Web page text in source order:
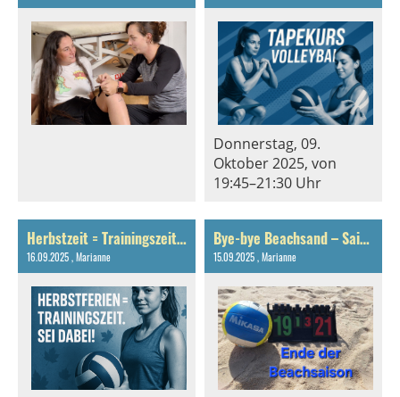
Donnerstag, 09.
Oktober 2025, von
19:45–21:30 Uhr
Herbstzeit = Trainingszeit. Sei dabei!
16.09.2025, Marianne
Bye-bye Beachsand – Saisonende 2025
15.09.2025, Marianne